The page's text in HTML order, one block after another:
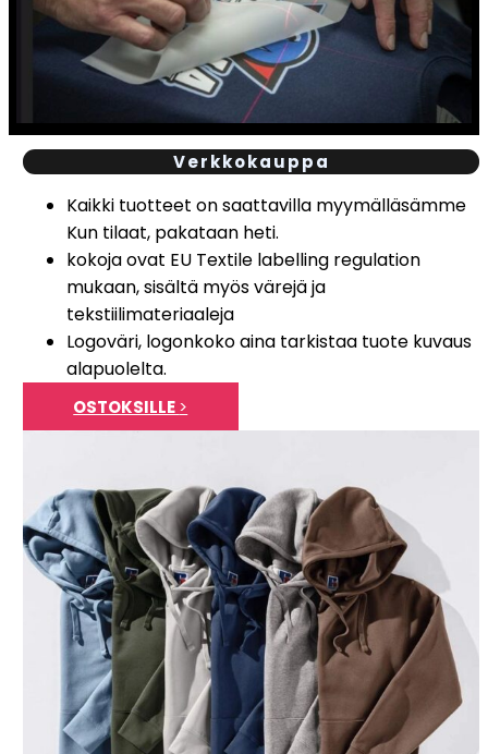
Verkkokauppa
Kaikki tuotteet on saattavilla myymälläsämme
Kun tilaat, pakataan heti.
kokoja ovat EU Textile labelling regulation
mukaan, sisältä myös värejä ja
tekstiilimateriaaleja
Logoväri, logonkoko aina tarkistaa tuote kuvaus
alapuolelta.
OSTOKSILLE>